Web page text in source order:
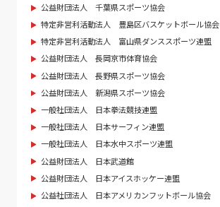
公益財団法人 千葉県スポーツ協会
特定非営利活動法人 豊島区バスケットボール協会
特定非営利活動法人 富山県ダンススポーツ連盟
公益財団法人 長岡京市体育協会
公益財団法人 長野県スポーツ協会
公益財団法人 新潟県スポーツ協会
一般社団法人 日本拳法競技連盟
一般社団法人 日本サーフィン連盟
一般社団法人 日本水中スポーツ連盟
公益財団法人 日本武道館
公益財団法人 日本アイスホッケー連盟
公益社団法人 日本アメリカンフットボール協会